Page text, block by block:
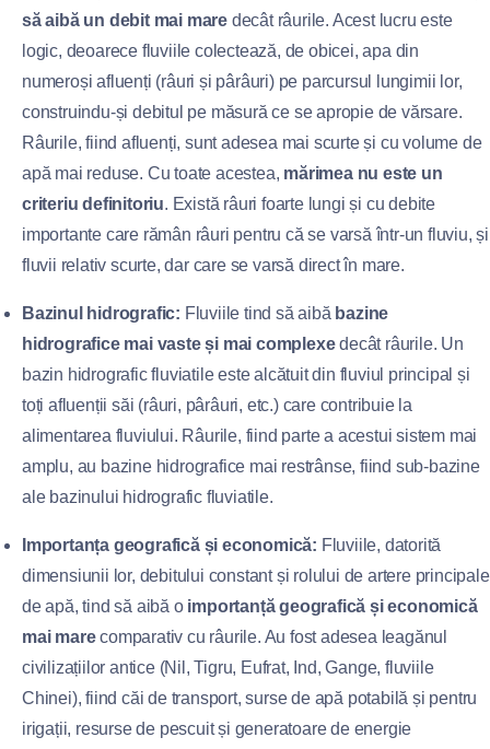
să aibă un debit mai mare decât râurile. Acest lucru este
logic, deoarece fluviile colectează, de obicei, apa din
numeroși afluenți (râuri și pârâuri) pe parcursul lungimii lor,
construindu-și debitul pe măsură ce se apropie de vărsare.
Râurile, fiind afluenți, sunt adesea mai scurte și cu volume de
apă mai reduse. Cu toate acestea, mărimea nu este un
criteriu definitoriu. Există râuri foarte lungi și cu debite
importante care rămân râuri pentru că se varsă într-un fluviu, și
fluvii relativ scurte, dar care se varsă direct în mare.
Bazinul hidrografic: Fluviile tind să aibă bazine
hidrografice mai vaste și mai complexedecât râurile. Un
bazin hidrografic fluviatile este alcătuit din fluviul principal și
toți afluenții săi (râuri, pârâuri, etc.) care contribuie la
alimentarea fluviului. Râurile, fiind parte a acestui sistem mai
amplu, au bazine hidrografice mai restrânse, fiind sub-bazine
ale bazinului hidrografic fluviatile.
Importanța geografică și economică: Fluviile, datorită
dimensiunii lor, debitului constant și rolului de artere principale
de apă, tind să aibă o importanță geografică și economică
mai marecomparativ cu râurile. Au fost adesea leagănul
civilizațiilor antice (Nil, Tigru, Eufrat, Ind, Gange, fluviile
Chinei), fiind căi de transport, surse de apă potabilă și pentru
irigații, resurse de pescuit și generatoare de energie